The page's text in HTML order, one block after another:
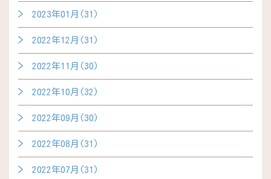
2023年01月(31)
2022年12月(31)
2022年11月(30)
2022年10月(32)
2022年09月(30)
2022年08月(31)
2022年07月(31)